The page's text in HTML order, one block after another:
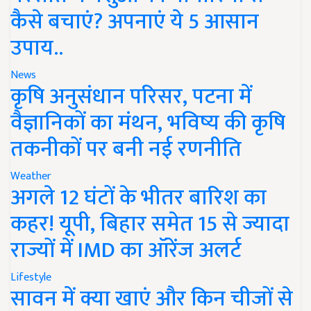
कैसे बचाएं? अपनाएं ये 5 आसान
उपाय..
News
कृषि अनुसंधान परिसर, पटना में
वैज्ञानिकों का मंथन, भविष्य की कृषि
तकनीकों पर बनी नई रणनीति
Weather
अगले 12 घंटों के भीतर बारिश का
कहर! यूपी, बिहार समेत 15 से ज्यादा
राज्यों में IMD का ऑरेंज अलर्ट
Lifestyle
सावन में क्या खाएं और किन चीजों से